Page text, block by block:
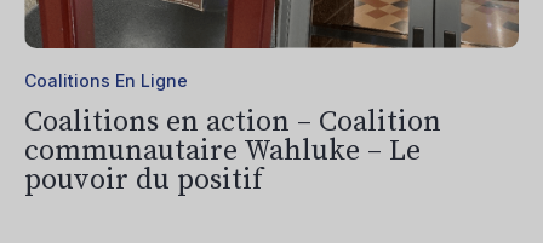
Coalitions En Ligne
Coalitions en action – Coalition
communautaire Wahluke – Le
pouvoir du positif